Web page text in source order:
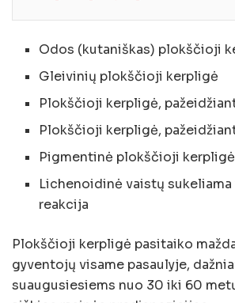
Odos (kutaniškas) plokščioji
Gleivinių plokščioji kerpligė
Plokščioji kerpligė,
Plokščioji kerpligė,
Pigmentinė plokščioji kerpligė
Lichenoidinė vaistų
reakcija
Plokščioji kerpligė pasitaiko
gyventojų visame pasaulyje,
suaugusiesiems nuo 30 iki 60